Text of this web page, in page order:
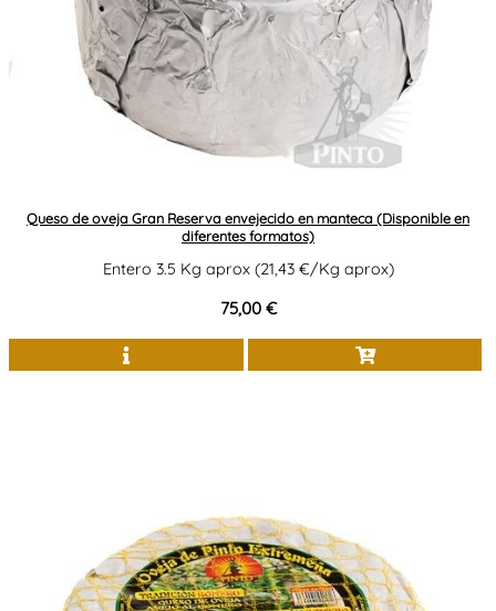
Queso de oveja Gran Reserva envejecido en manteca (Disponible en
diferentes formatos)
Entero 3.5 Kg aprox (21,43 €/Kg aprox)
75,00 €